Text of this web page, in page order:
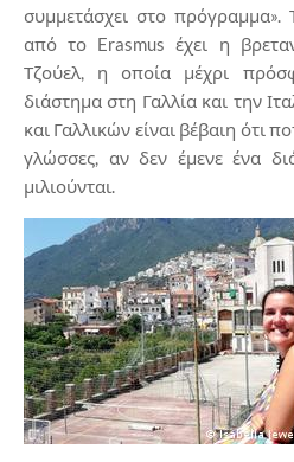
συμμετάσχει στο πρόγραμμα».
από το Erasmus έχει η
Τζούελ, η οποία μέχρι
διάστημα στη Γαλλία και την
και Γαλλικών είναι βέβαιη ότι
γλώσσες, αν δεν έμενε ένα
μιλιούνται.